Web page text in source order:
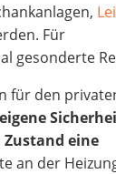
Für
gesonderte
für den
eine
an der